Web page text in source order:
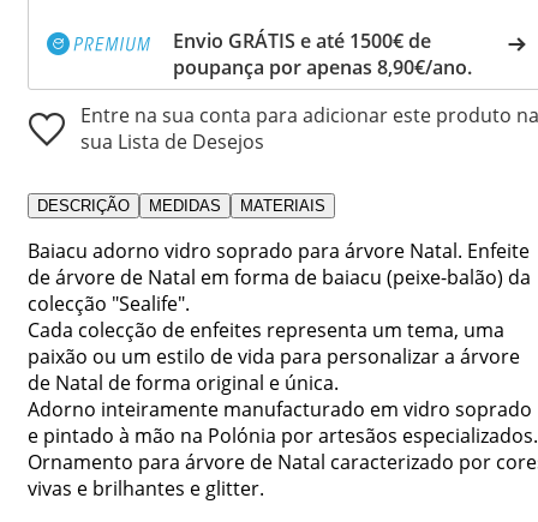
Envio GRÁTIS e até 1500€ de
poupança por apenas 8,90€/ano.
Entre na sua conta para adicionar este produto na
sua Lista de Desejos
DESCRIÇÃO MEDIDAS MATERIAIS
Baiacu adorno vidro soprado para árvore Natal. Enfeite
de árvore de Natal em forma de baiacu (peixe-balão) da
colecção "Sealife".
Cada colecção de enfeites representa um tema, uma
paixão ou um estilo de vida para personalizar a árvore
de Natal de forma original e única.
Adorno inteiramente manufacturado em vidro soprado
e pintado à mão na Polónia por artesãos especializados.
Ornamento para árvore de Natal caracterizado por
vivas e brilhantes e glitter.